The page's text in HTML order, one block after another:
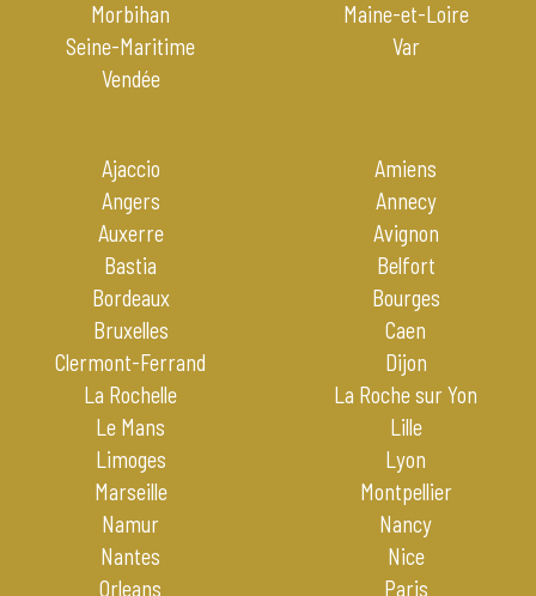
Morbihan
Maine-et-Loire
Seine-Maritime
Var
Vendée
Ajaccio
Amiens
Angers
Annecy
Auxerre
Avignon
Bastia
Belfort
Bordeaux
Bourges
Bruxelles
Caen
Clermont-Ferrand
Dijon
La Rochelle
La Roche sur Yon
Le Mans
Lille
Limoges
Lyon
Marseille
Montpellier
Namur
Nancy
Nantes
Nice
Orleans
Paris